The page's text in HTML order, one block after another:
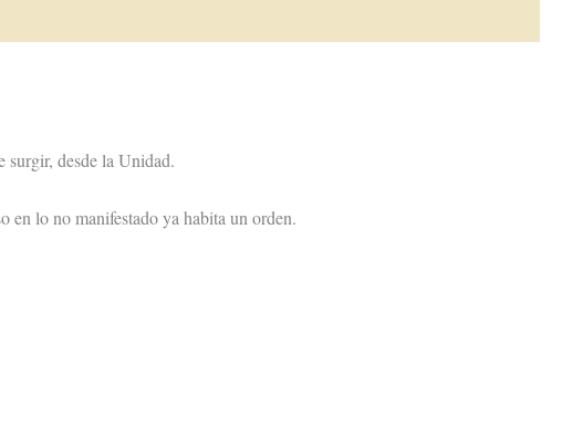
surgir, desde la Unidad.
en lo no manifestado ya habita un orden.